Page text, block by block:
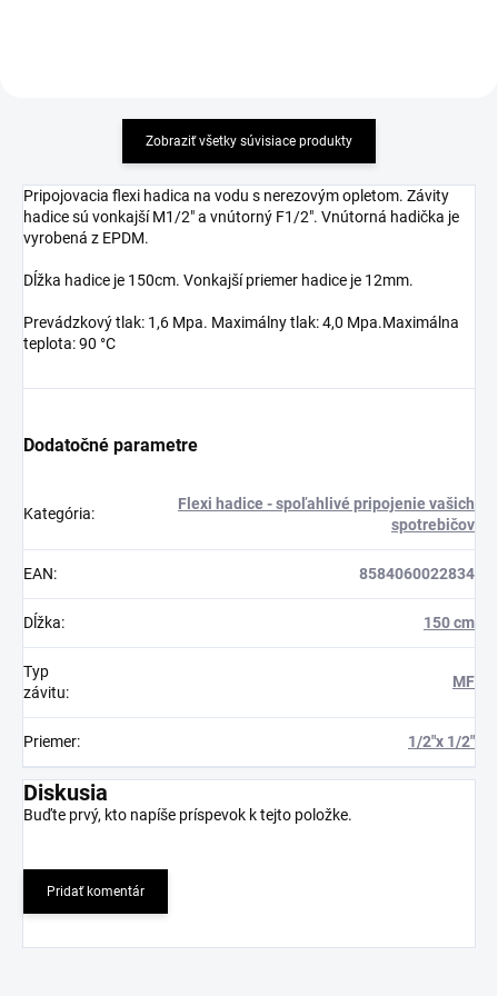
Zobraziť všetky súvisiace produkty
Pripojovacia flexi hadica na vodu s nerezovým opletom. Závity
hadice sú vonkajší M1/2" a vnútorný F1/2". Vnútorná hadička je
vyrobená z EPDM.
Dĺžka hadice je 150cm. Vonkajší priemer hadice je 12mm.
Prevádzkový tlak: 1,6 Mpa. Maximálny tlak: 4,0 Mpa.Maximálna
teplota: 90 °C
Dodatočné parametre
Kategória:
Flexi hadice - spoľahlivé pripojenie vašich
spotrebičov
EAN: 8584060022834
Dĺžka: 150 cm
Typ
závitu:
MF
Priemer: 1/2"x 1/2"
Diskusia
Buďte prvý, kto napíše príspevok k tejto položke.
Pridať komentár